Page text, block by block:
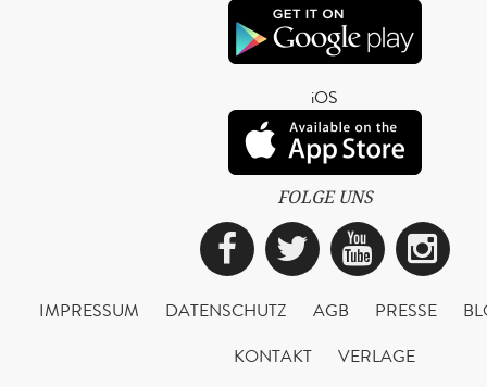
iOS
FOLGE UNS
Facebook
Twitter
IMPRESSUM DATENSCHUTZ AGB PRESSE
KONTAKT
VERLAGE